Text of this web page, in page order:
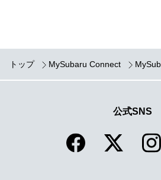
トップ MySubaru Connect
公式SNS